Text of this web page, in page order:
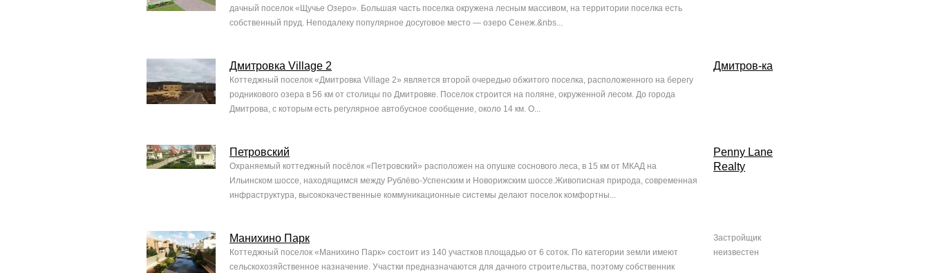
дачный поселок «Щучье Озеро». Большая часть поселка окружена лесным массивом, на территории поселка есть
собственный пруд. Неподалеку популярное досуговое место — озеро Сенеж.&nbs...
Дмитровка Village 2
Коттеджный поселок «Дмитровка Village 2» является второй очередью обжитого поселка, расположенного на берегу
родникового озера в 56 км от столицы по Дмитровке. Поселок строится на поляне, окруженной лесом. До города
Дмитрова, с которым есть регулярное автобусное сообщение, около 14 км. О...
Дмитров-ка
Петровский
Охраняемый коттеджный посёлок «Петровский» расположен на опушке соснового леса, в 15 км от МКАД на
Ильинском шоссе, находящимся между Рублёво-Успенским и Новорижским шоссе.Живописная природа, современная
инфраструктура, высококачественные коммуникационные системы делают поселок комфортны...
Penny Lane
Realty
Манихино Парк
Коттеджный поселок «Манихино Парк» состоит из 140 участков площадью от 6 соток. По категории земли имеют
сельскохозяйственное назначение. Участки предназначаются для дачного строительства, поэтому собственник
Застройщик
неизвестен